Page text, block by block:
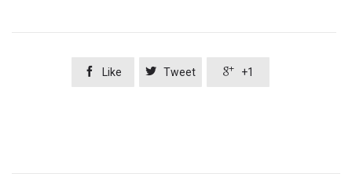
 Like  Tweet  +1